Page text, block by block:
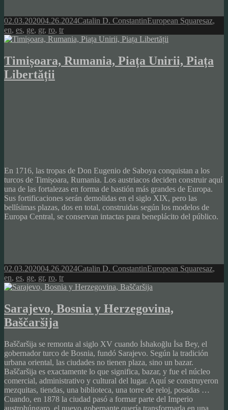
Posted
on
02.03.202004.26.2024Author
Catalin D. ConstantinCategories
European SquaresTags
az,
en, es, ge, gr, ro, tr
Timișoara, Rumania, Piața Unirii, Piața
Libertății
En 1716, las tropas de Don Eugenio de Saboya conquistan a los
turcos de Timișoara, Rumania. Los austriacos deciden construir aquí
una de las fortalezas en forma de bastión más grandes de Europa.
Sus fortificaciones serán demolidas en el siglo XIX, pero las
bellísimas plazas, dos en total, construidas según los modelos de
Europa Central, se conservan intactas para beneplácito del público.
Posted
on
02.03.202004.26.2024Author
Catalin D. ConstantinCategories
European SquaresTags
az,
en, es, ge, gr, ro, tr
Sarajevo, Bosnia y Herzegovina,
Baščaršija
Baščaršija se remonta al siglo XV cuando İshakoğlu İsa Bey, el
gobernador turco de Bosnia, fundó Sarajevo. Según la tradición
urbana oriental, las ciudades no tienen plaza, sino un bazar.
Baščaršija es exactamente lo que significa, bazar, y fue el núcleo
comercial, administrativo y cultural del lugar. Aquí se construyeron
mezquitas, tiendas, una biblioteca, una torre de reloj, posadas …
Cuando, en 1878 la ciudad pasó a formar parte del Imperio
austrohúngaro, el nuevo gobernante quería transformarla en una